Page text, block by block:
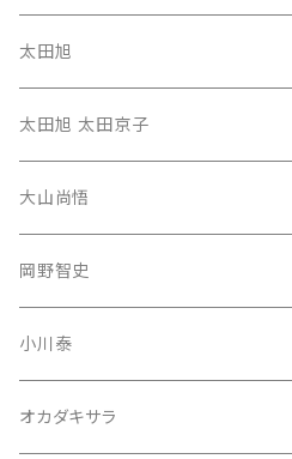
太田旭
太田旭 太田京子
大山尚悟
岡野智史
小川泰
オカダキサラ